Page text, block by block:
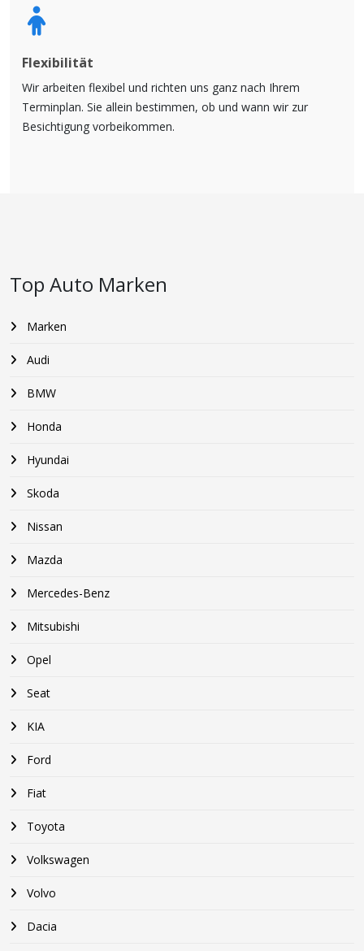
Flexibilität
Wir arbeiten flexibel und richten uns ganz nach Ihrem
Terminplan. Sie allein bestimmen, ob und wann wir zur
Besichtigung vorbeikommen.
Top Auto Marken
Marken
Audi
BMW
Honda
Hyundai
Skoda
Nissan
Mazda
Mercedes-Benz
Mitsubishi
Opel
Seat
KIA
Ford
Fiat
Toyota
Volkswagen
Volvo
Dacia